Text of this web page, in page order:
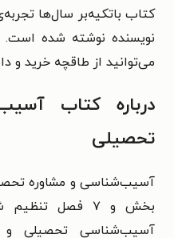
کتاب باتکیه‌بر سال‌ها
نویسنده نوشته شده است.
می‌توانید از طاقچه خرید و
درباره کتاب
تحصیلی
بخش و ۷ فصل
آسیب‌شناسی تحصیلی و